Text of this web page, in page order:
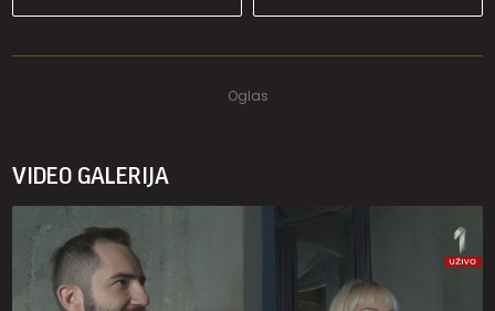
VIDEO GALERIJA